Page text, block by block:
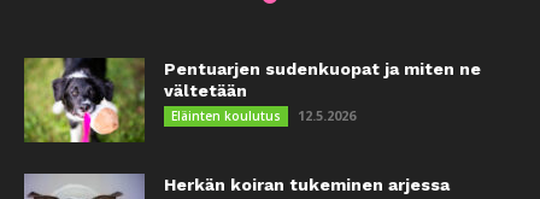
Pentuarjen sudenkuopat ja miten ne
vältetään
Eläinten koulutus 12.5.2026
Herkän koiran tukeminen arjessa